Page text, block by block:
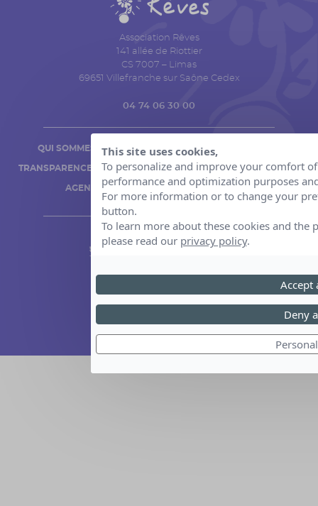
Association Rêves
141 allée de Riottier
CS 7007 – Limas
69651 Villefranche sur Saône Cedex
04 74 06 30 00
QUI SOMMES NOUS ?
TRANSPARENCE FINANCIÈRE
AGENDA
ACTUALITÉS
ESPACE PRESSE
CONTACT
This site uses cookies,
To personalize and improve your comfort
performance and optimization purposes
For more information or to change your
button.
To learn more about these cookies and the
please read our privacy policy.
Deny
Accept